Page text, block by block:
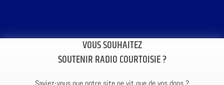
VOUS SOUHAITEZ
SOUTENIR RADIO COURTOISIE ?